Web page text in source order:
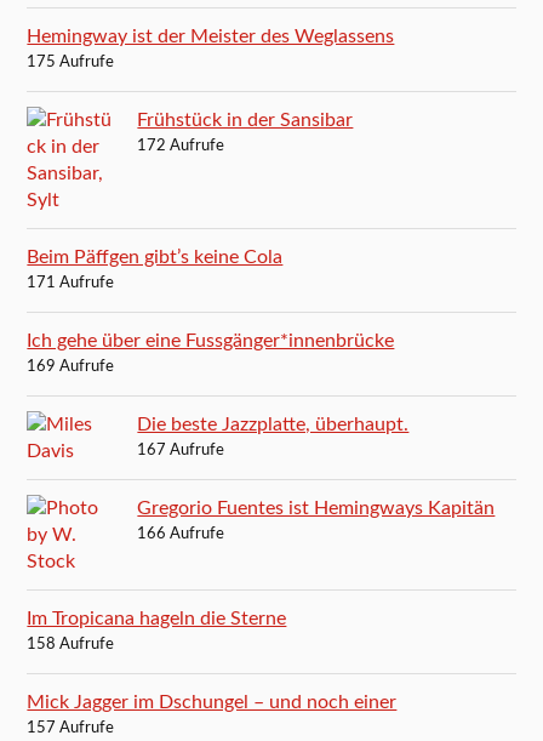
Hemingway ist der Meister des Weglassens
175 Aufrufe
Frühstück in der Sansibar
172 Aufrufe
Beim Päffgen gibt’s keine Cola
171 Aufrufe
Ich gehe über eine Fussgänger*innenbrücke
169 Aufrufe
Die beste Jazzplatte, überhaupt.
167 Aufrufe
Gregorio Fuentes ist Hemingways Kapitän
166 Aufrufe
Im Tropicana hageln die Sterne
158 Aufrufe
Mick Jagger im Dschungel – und noch einer
157 Aufrufe